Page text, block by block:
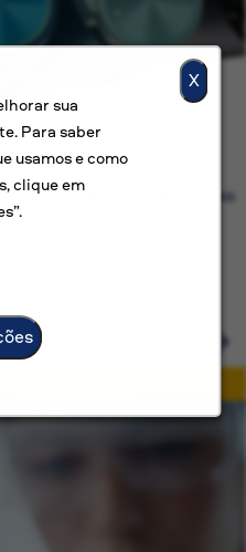
X
sua
Para saber
usamos e como
clique em
com mais do que apenas
com propósito.